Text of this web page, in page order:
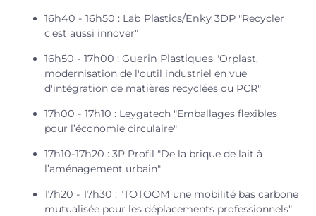
16h40 - 16h50 : Lab Plastics/Enky 3DP "Recycler
c'est aussi innover"
16h50 - 17h00 : Guerin Plastiques "Orplast,
modernisation de l'outil industriel en vue
d'intégration de matières recyclées ou PCR"
17h00 - 17h10 : Leygatech "Emballages flexibles
pour l’économie circulaire"
17h10-17h20 : 3P Profil "De la brique de lait à
l’aménagement urbain"
17h20 - 17h30 : "TOTOOM une mobilité bas carbone
mutualisée pour les déplacements professionnels"